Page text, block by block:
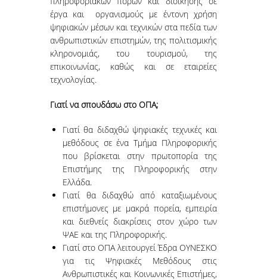
έργα και οργανισμούς με έντονη χρήση
ψηφιακών μέσων και τεχνικών στα πεδία των
ανθρωπιστικών επιστημών, της πολιτισμικής
κληρονομιάς, του τουρισμού, της
επικοινωνίας, καθώς και σε εταιρείες
τεχνολογίας.
Γιατί να σπουδάσω στο ΟΠΑ;
Γιατί θα διδαχθώ ψηφιακές τεχνικές και
μεθόδους σε ένα Τμήμα Πληροφορικής
που βρίσκεται στην πρωτοπορία της
Επιστήμης της Πληροφορικής στην
Ελλάδα.
Γιατί θα διδαχθώ από καταξιωμένους
επιστήμονες με μακρά πορεία, εμπειρία
και διεθνείς διακρίσεις στον χώρο των
ΨΑΕ και της Πληροφορικής.
Γιατί στο ΟΠΑ λειτουργεί Έδρα ΟΥΝΕΣΚΟ
για τις Ψηφιακές Μεθόδους στις
Ανθρωπιστικές και Κοινωνικές Επιστήμες,